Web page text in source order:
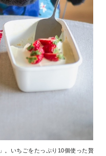
。いちごをたっぷり10個使った贅